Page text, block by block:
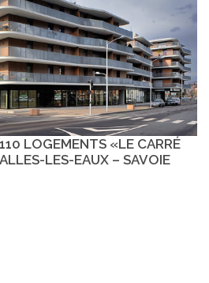
LOGEMENTS «LE CARRÉ
LES-EAUX – SAVOIE